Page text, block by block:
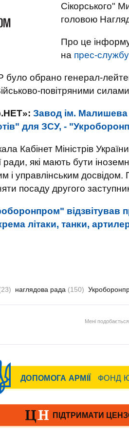
Сікорського"
головою
Про це
на прес-службу
було обрано генерал-
повітряними
Завод ім. Малишева
для ЗСУ, -
Кабінет Міністрів
ради, які мають бути
і управлінським
посаду другого
відзвітував
літаки, танки,
наглядова рада (150)
Мені подобається